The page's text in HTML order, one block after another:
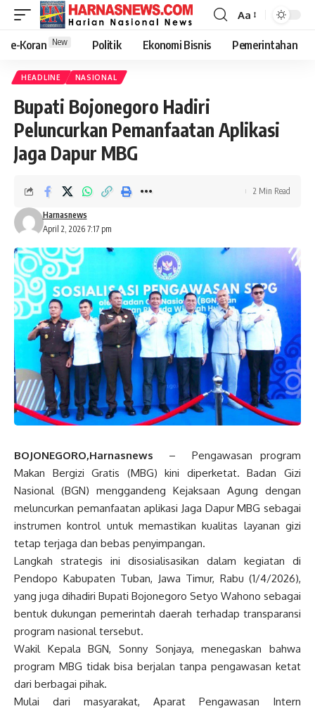
Aa
e-Koran New Politik Ekonomi Bisnis Pemerintahan
HEADLINE NASIONAL
Bupati Bojonegoro Hadiri
Peluncurkan Pemanfaatan Aplikasi
Jaga Dapur MBG
April 2, 2026 7:17 pm
Harnasnews
2 Min Read
BOJONEGORO,Harnasnews
– Pengawasan program
Makan Bergizi Gratis (MBG) kini diperketat. Badan Gizi
Nasional (BGN) menggandeng Kejaksaan Agung dengan
meluncurkan pemanfaatan aplikasi Jaga Dapur MBG sebagai
instrumen kontrol untuk memastikan kualitas layanan gizi
tetap terjaga dan bebas penyimpangan.
Langkah strategis ini disosialisasikan dalam kegiatan di
Pendopo Kabupaten Tuban, Jawa Timur, Rabu (1/4/2026),
yang juga dihadiri Bupati Bojonegoro Setyo Wahono sebagai
bentuk dukungan pemerintah daerah terhadap transparansi
program nasional tersebut.
Wakil Kepala BGN, Sonny Sonjaya, menegaskan bahwa
program MBG tidak bisa berjalan tanpa pengawasan ketat
dari berbagai pihak.
Mulai dari masyarakat, Aparat Pengawasan Intern